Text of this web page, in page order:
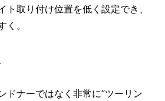
ト取り付け位置を低く設定でき、
く。
ドナーではなく非常に”ツーリン